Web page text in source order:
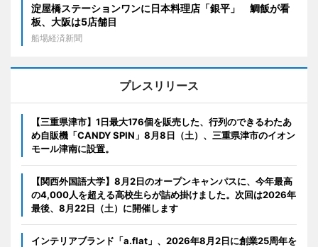
淀屋橋ステーションワンに日本料理店「銀平」 鯛飯が看
板、大阪は5店舗目
船場経済新聞
プレスリリース
【三重県津市】1日最大176個を販売した、行列のできるわたあ
め自販機「CANDY SPIN」8月8日（土）、三重県津市のイオン
モール津南に設置。
【関西外国語大学】8月2日のオープンキャンパスに、今年最高
の4,000人を超える高校生らが詰め掛けました。次回は2026年
最後、8月22日（土）に開催します
インテリアブランド「a.flat」、2026年8月2日に創業25周年を